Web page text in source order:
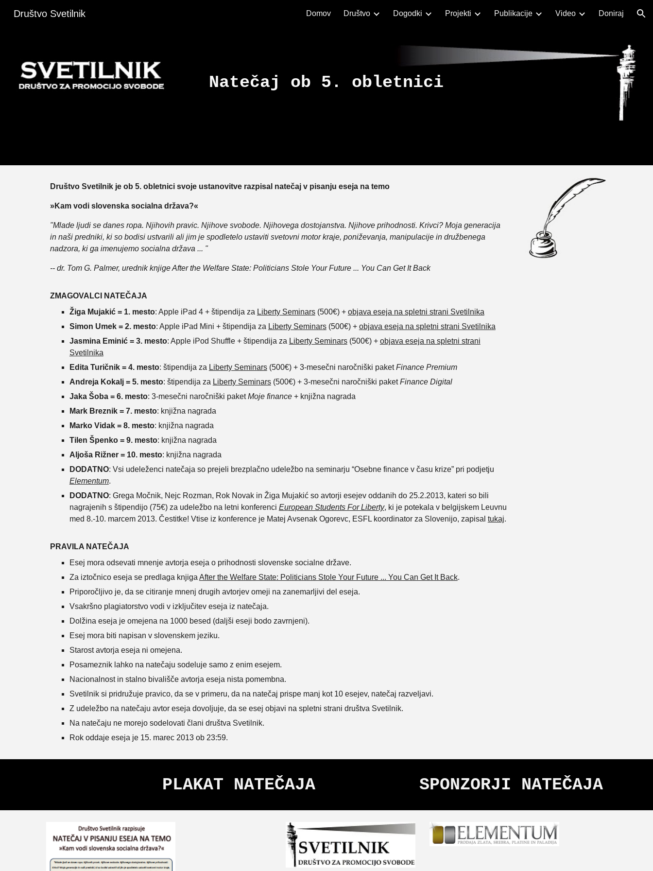
Skip to navigation
Društvo Svetilnik Domov Društvo Dogodki Projekti Publikacije Video Doniraj
Natečaj ob 5. obletnici
Društvo Svetilnik je ob 5. obletnici svoje ustanovitve razpisal natečaj v pisanju eseja na temo
»Kam vodi slovenska socialna država?«
"Mlade ljudi se danes ropa. Njihovih pravic. Njihove svobode. Njihovega dostojanstva. Njihove prihodnosti. Krivci? Moja generacija
in naši predniki, ki so bodisi ustvarili ali jim je spodletelo ustaviti svetovni motor kraje, poniževanja, manipulacije in družbenega
nadzora, ki ga imenujemo socialna država ... "
-- dr. Tom G. Palmer, urednik knjige After the Welfare State: Politicians Stole Your Future ... You Can Get It Back
ZMAGOVALCI NATEČAJA
Žiga Mujakić = 1. mesto: Apple iPad 4 + štipendija za Liberty Seminars(500€) + objava eseja na spletni strani Svetilnika
Simon Umek = 2. mesto: Apple iPad Mini + štipendija za Liberty Seminars(500€) + objava eseja na spletni strani Svetilnika
Jasmina Eminić = 3. mesto: Apple iPod Shuffle + štipendija za Liberty Seminars(500€) + objava eseja na spletni strani
Svetilnika
Edita Turičnik = 4. mesto: štipendija za Liberty Seminars(500€) + 3-mesečni naročniški paketFinance Premium
Andreja Kokalj = 5. mesto: štipendija za Liberty Seminars(500€) + 3-mesečni naročniški paketFinance Digital
Jaka Šoba = 6. mesto: 3-mesečni naročniški paketMoje finance+ knjižna nagrada
Mark Breznik = 7. mesto: knjižna nagrada
Marko Vidak = 8. mesto: knjižna nagrada
Tilen Špenko = 9. mesto: knjižna nagrada
Aljoša Rižner = 10. mesto: knjižna nagrada
DODATNO: Vsi udeleženci natečaja so prejeli brezplačno udeležbo na seminarju “Osebne finance v času krize” pri podjetju
Elementum.
DODATNO: Grega Močnik, Nejc Rozman, Rok Novak in Žiga Mujakić so avtorji esejev oddanih do 25.2.2013, kateri so bili
nagrajenih s štipendijo (75€) za udeležbo na letni konferenci European Students For Liberty, ki je potekala v belgijskem Leuvnu
med 8.-10. marcem 2013. Čestitke! Vtise iz konference je Matej Avsenak Ogorevc, ESFL koordinator za Slovenijo, zapisal tukaj.
PRAVILA NATEČAJA
Esej mora odsevati mnenje avtorja eseja o prihodnosti slovenske socialne države.
Za iztočnico eseja se predlaga knjiga After the Welfare State: Politicians Stole Your Future ... You Can Get It Back.
Priporočljivo je, da se citiranje mnenj drugih avtorjev omeji na zanemarljivi del eseja.
Vsakršno plagiatorstvo vodi v izključitev eseja iz natečaja.
Dolžina eseja je omejena na 1000 besed (daljši eseji bodo zavrnjeni).
Esej mora biti napisan v slovenskem jeziku.
Starost avtorja eseja ni omejena.
Posameznik lahko na natečaju sodeluje samo z enim esejem.
Nacionalnost in stalno bivališče avtorja eseja nista pomembna.
Svetilnik si pridružuje pravico, da se v primeru, da na natečaj prispe manj kot 10 esejev, natečaj razveljavi.
Z udeležbo na natečaju avtor eseja dovoljuje, da se esej objavi na spletni strani društva Svetilnik.
Na natečaju ne morejo sodelovati člani društva Svetilnik.
Rok oddaje eseja je 15. marec 2013 ob 23:59.
PLAKAT NATEČAJA SPONZORJI NATEČAJA